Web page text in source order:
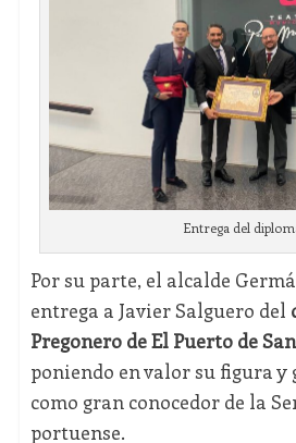
Entrega del
Por su parte, el alcalde
entrega a Javier Salguero del
Pregonero de El Puerto de
poniendo en valor su figura y
como gran conocedor de la
portuense.